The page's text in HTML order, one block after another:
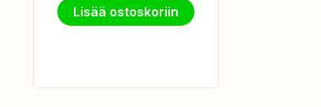
Lisää ostoskoriin